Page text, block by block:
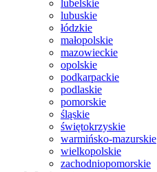
lubelskie
lubuskie
łódzkie
małopolskie
mazowieckie
opolskie
podkarpackie
podlaskie
pomorskie
śląskie
świętokrzyskie
warmińsko-mazurskie
wielkopolskie
zachodniopomorskie